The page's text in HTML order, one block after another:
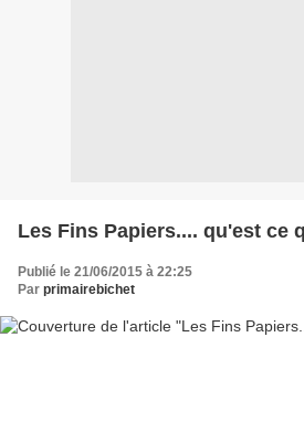
Les Fins Papiers.... qu'est ce
Publié le 21/06/2015 à 22:25
Par primairebichet